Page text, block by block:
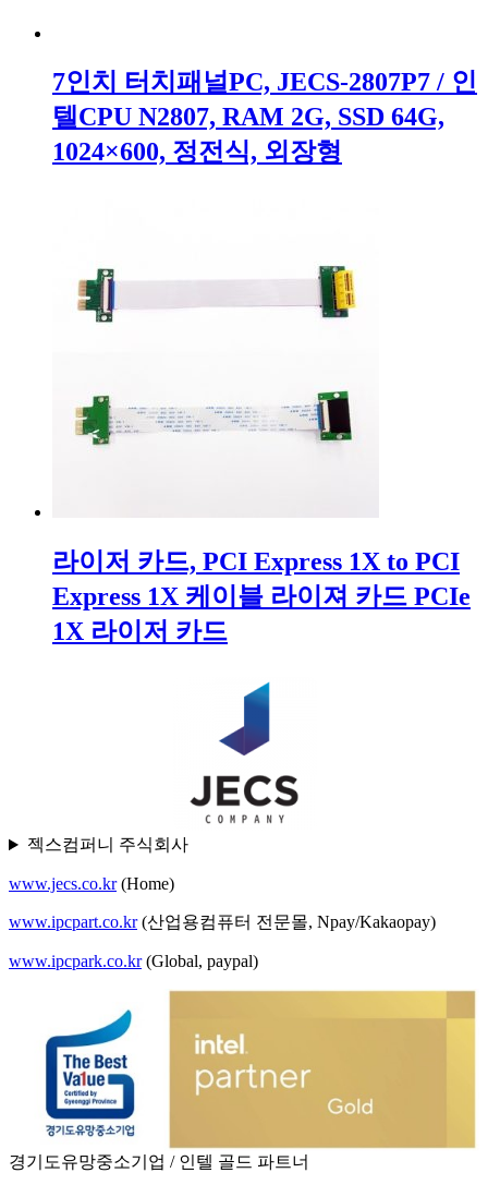
7인치 터치패널PC, JECS-2807P7 / 인
텔CPU N2807, RAM 2G, SSD 64G,
1024×600, 정전식, 외장형
라이저 카드, PCI Express 1X to PCI
Express 1X 케이블 라이져 카드 PCIe
1X 라이저 카드
젝스컴퍼니 주식회사
www.jecs.co.kr(Home)
www.ipcpart.co.kr(산업용컴퓨터 전문몰, Npay/Kakaopay)
www.ipcpark.co.kr(Global, paypal)
경기도유망중소기업 / 인텔 골드 파트너